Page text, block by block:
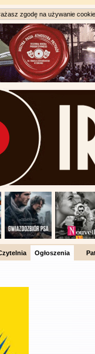
zgodę na używanie
Ogłoszenia